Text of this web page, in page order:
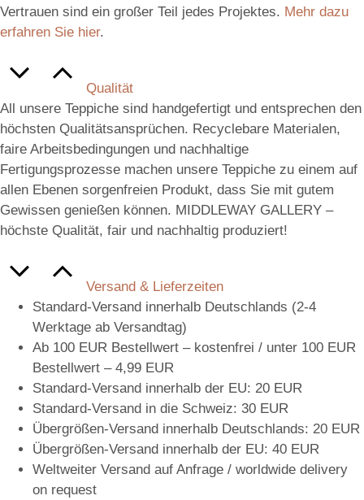
Vertrauen sind ein großer Teil jedes Projektes. Mehr dazu
erfahren Sie hier.
Qualität
All unsere Teppiche sind handgefertigt und entsprechen den
höchsten Qualitätsansprüchen. Recyclebare Materialen,
faire Arbeitsbedingungen und nachhaltige
Fertigungsprozesse machen unsere Teppiche zu einem auf
allen Ebenen sorgenfreien Produkt, dass Sie mit gutem
Gewissen genießen können. MIDDLEWAY GALLERY –
höchste Qualität, fair und nachhaltig produziert!
Versand & Lieferzeiten
Standard-Versand innerhalb Deutschlands (2-4
Werktage ab Versandtag)
Ab 100 EUR Bestellwert – kostenfrei / unter 100 EUR
Bestellwert – 4,99 EUR
Standard-Versand innerhalb der EU: 20 EUR
Standard-Versand in die Schweiz: 30 EUR
Übergrößen-Versand innerhalb Deutschlands: 20 EUR
Übergrößen-Versand innerhalb der EU: 40 EUR
Weltweiter Versand auf Anfrage / worldwide delivery
on request